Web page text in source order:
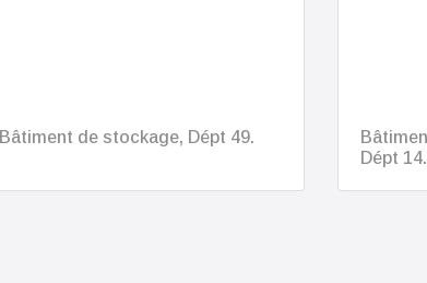
Bâtiment de stockage, Dépt 49.
Dépt 14.